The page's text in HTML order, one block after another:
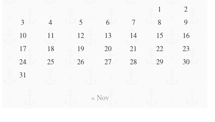
1
2
3
4 5 6 7 8
9
10
11 12 13 14 15
16
17
18 19 20 21 22
23
24
25 26 27 28 29
30
31
« Nov